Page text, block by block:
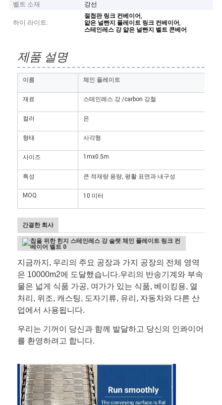
벨트 소재
강선
하이 라이트:
절첩판 링크 컨베이어,
얇은 널빤지 플레이트 링크 컨베이어,
스테인레스 강 얇은 널빤지 벨트 콘베어
제품 설명
이름 체인 플레이트
재료 스테인레스 강 /carbon 강철
컬러 은
형태 사각형
사이즈 1mx0.5m
특성 큰 적재량 용량, 평활 표면과 내구성
MOQ 10 미터
간결한 회사
지금까지, 우리의 주요 공장과 가지 공장의 전체 영역
은 10000m2에 도달했습니다.우리의 반송기계와 부속
물은 넓게 식품 가공, 여가가 있는 식품, 베이킹용, 열
처리, 위조, 캐스팅, 도자기류, 유리, 자동차와 다른 산
업에서 사용됩니다.
우리는 기꺼이 당신과 함께 발달하고 당신의 인콰이어
를 환영하려고 합니다.